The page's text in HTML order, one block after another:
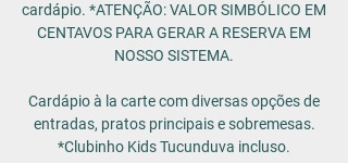
cardápio. *ATENÇÃO: VALOR SIMBÓLICO EM
CENTAVOS PARA GERAR A RESERVA EM
NOSSO SISTEMA.
Cardápio à la carte com diversas opções de
entradas, pratos principais e sobremesas.
*Clubinho Kids Tucunduva incluso.